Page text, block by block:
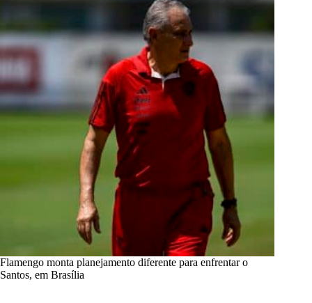
Flamengo monta planejamento diferente para enfrentar o
Santos, em Brasília